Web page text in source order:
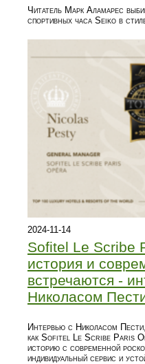
Читатель Марк Аламарес
спортивных часа Seiko в
2024-11-14
Sofitel Le Scribe
история и
встречаются -
Николасом
Интервью с Николасом
как Sofitel Le Scribe Paris
историю с современной
индивидуальный сервис и